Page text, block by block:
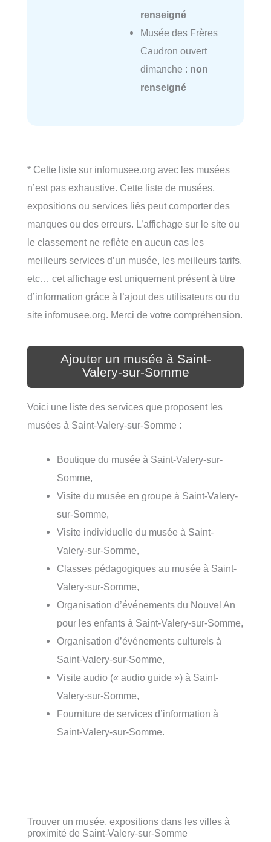
renseigné
Musée des Frères
Caudron ouvert
dimanche : non
renseigné
* Cette liste sur infomusee.org avec les musées
n’est pas exhaustive. Cette liste de musées,
expositions ou services liés peut comporter des
manques ou des erreurs. L’affichage sur le site ou
le classement ne reflète en aucun cas les
meilleurs services d’un musée, les meilleurs tarifs,
etc… cet affichage est uniquement présent à titre
d’information grâce à l’ajout des utilisateurs ou du
site infomusee.org. Merci de votre compréhension.
Ajouter un musée à Saint-
Valery-sur-Somme
Voici une liste des services que proposent les
musées à Saint-Valery-sur-Somme :
Boutique du musée à Saint-Valery-sur-
Somme,
Visite du musée en groupe à Saint-Valery-
sur-Somme,
Visite individuelle du musée à Saint-
Valery-sur-Somme,
Classes pédagogiques au musée à Saint-
Valery-sur-Somme,
Organisation d’événements du Nouvel An
pour les enfants à Saint-Valery-sur-Somme,
Organisation d’événements culturels à
Saint-Valery-sur-Somme,
Visite audio (« audio guide ») à Saint-
Valery-sur-Somme,
Fourniture de services d’information à
Saint-Valery-sur-Somme.
Trouver un musée, expositions dans les villes à
proximité de Saint-Valery-sur-Somme